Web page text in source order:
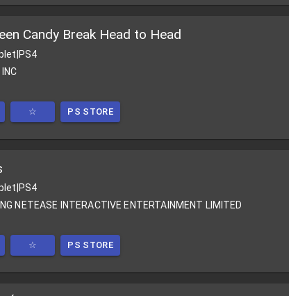
Candy Break Head to Head
PS4
☆ PS STORE
PS4
NETEASE INTERACTIVE ENTERTAINMENT LIMITED
☆ PS STORE